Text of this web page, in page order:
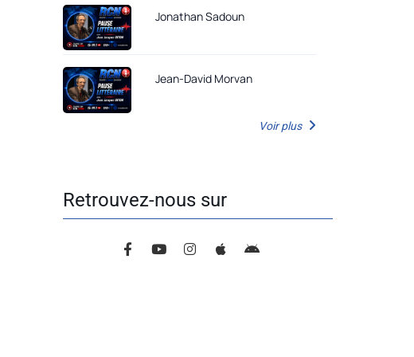
Jonathan Sadoun
Jean-David Morvan
Voir plus
Retrouvez-nous sur